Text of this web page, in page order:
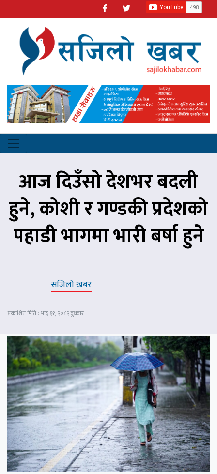
आज दिउँसो देशभर बदली
हुने, कोशी र गण्डकी प्रदेशको
पहाडी भागमा भारी बर्षा हुने
सजिलो खबर
प्रकाशित मिति : भाद्र ११, २०८२ बुधबार